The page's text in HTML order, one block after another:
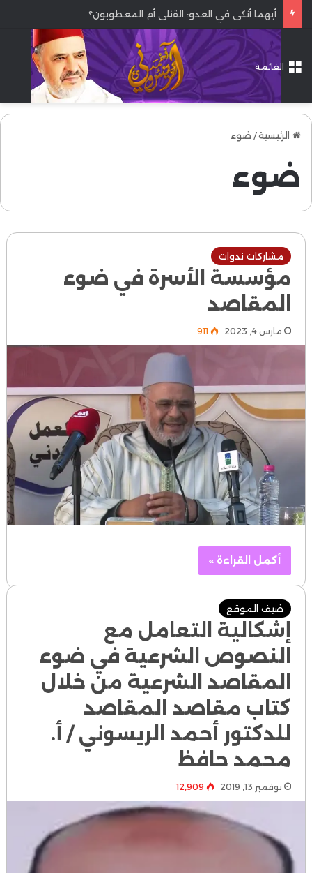
أيهما أنكى في العدو: القتلى أم المعطوبون؟
القائمة
الرئيسية/ ضوء
ضوء
مشاركات ندوات
مؤسسة الأسرة في ضوء
المقاصد
مارس 4, 2023 911
أكمل القراءة »
ضيف الموقع
إشكالية التعامل مع
النصوص الشرعية في ضوء
المقاصد الشرعية من خلال
كتاب مقاصد المقاصد
للدكتور أحمد الريسوني / أ.
محمد حافظ
نوفمبر 13, 2019 12٬909